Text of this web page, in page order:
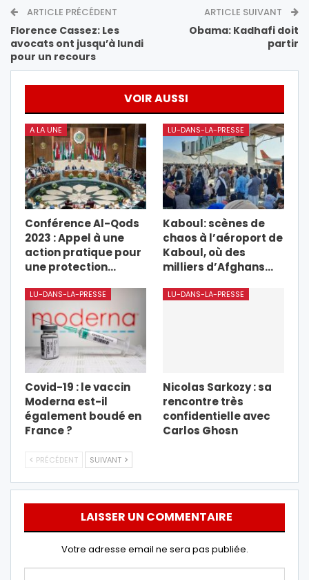
ARTICLE PRÉCÉDENT
Florence Cassez: Les
avocats ont jusqu’à lundi
pour un recours
ARTICLE SUIVANT
Obama: Kadhafi doit
partir
VOIR AUSSI
A LA UNE
Conférence Al-Qods
2023 : Appel à une
action pratique pour
une protection…
LU-DANS-LA-PRESSE
Kaboul: scènes de
chaos à l’aéroport de
Kaboul, où des
milliers d’Afghans…
LU-DANS-LA-PRESSE
Covid-19 : le vaccin
Moderna est-il
également boudé en
France ?
LU-DANS-LA-PRESSE
Nicolas Sarkozy : sa
rencontre très
confidentielle avec
Carlos Ghosn
PRÉCÉDENT SUIVANT
LAISSER UN COMMENTAIRE
Votre adresse email ne sera pas publiée.